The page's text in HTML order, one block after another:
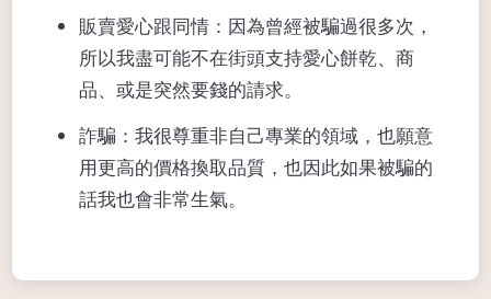
販賣愛心跟同情：因為曾經被騙過很多次，
所以我盡可能不在街頭支持愛心餅乾、商
品、或是突然要錢的請求。
詐騙：我很尊重非自己專業的領域，也願意
用更高的價格換取品質，也因此如果被騙的
話我也會非常生氣。